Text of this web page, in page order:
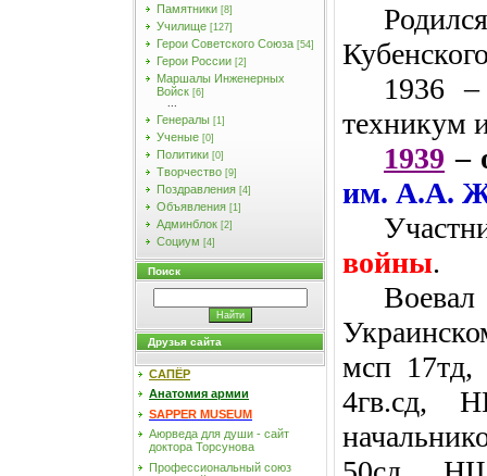
Памятники [8]
Училищe [127]
Герои Советского Союза [54]
Герои России [2]
Маршалы Инженерных
Войск [6]
...
Генералы [1]
Ученые [0]
Политики [0]
Творчество [9]
Поздравления [4]
Объявления [1]
Админблок [2]
Социум [4]
Поиск
Друзья сайта
САПЁР
Анатомия армии
SAPPER MUSEUM
Аюрведа для души - сайт
доктора Торсунова
Профессиональный союз
1936 –
техникум
1939 –
им. А.А.
войны.
мсп 17тд,
4гв.сд,